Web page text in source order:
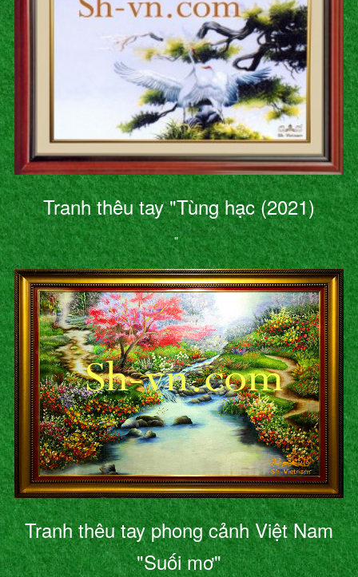
Tranh thêu tay "Tùng hạc (2021)
"
Tranh thêu tay phong cảnh Việt Nam
"Suối mơ"